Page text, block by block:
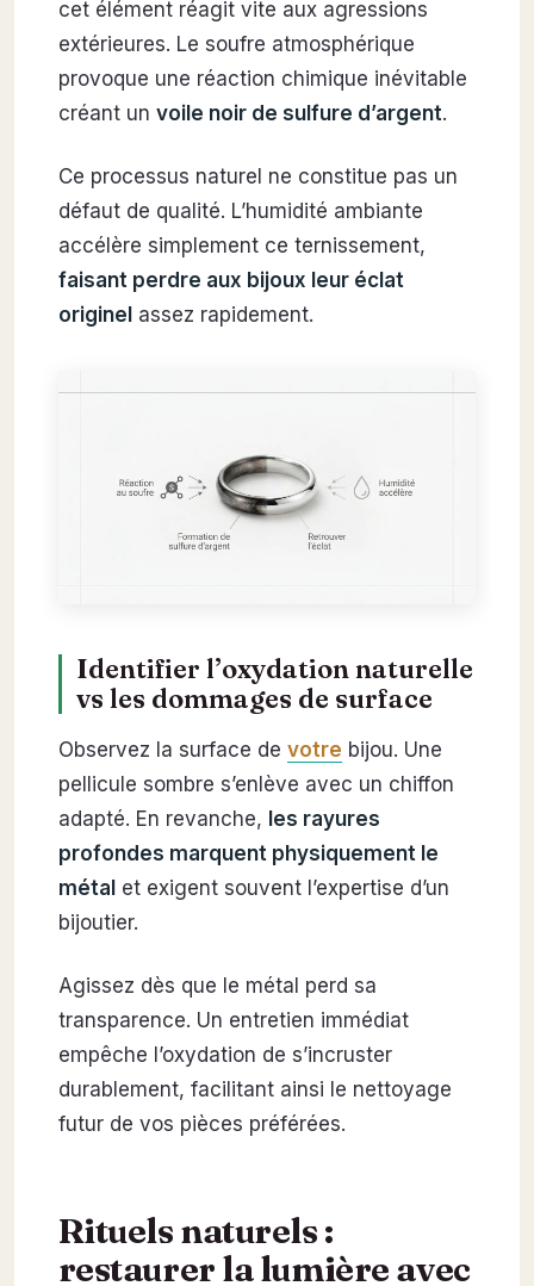
cet élément réagit vite aux agressions
extérieures. Le soufre atmosphérique
provoque une réaction chimique inévitable
créant un voile noir de sulfure d’argent.
Ce processus naturel ne constitue pas un
défaut de qualité. L’humidité ambiante
accélère simplement ce ternissement,
faisant perdre aux bijoux leur éclat
originel assez rapidement.
Identifier l’oxydation naturelle
vs les dommages de surface
Observez la surface de votre bijou. Une
pellicule sombre s’enlève avec un chiffon
adapté. En revanche, les rayures
profondes marquent physiquement le
métalet exigent souvent l’expertise d’un
bijoutier.
Agissez dès que le métal perd sa
transparence. Un entretien immédiat
empêche l’oxydation de s’incruster
durablement, facilitant ainsi le nettoyage
futur de vos pièces préférées.
Rituels naturels :
restaurer la lumière avec